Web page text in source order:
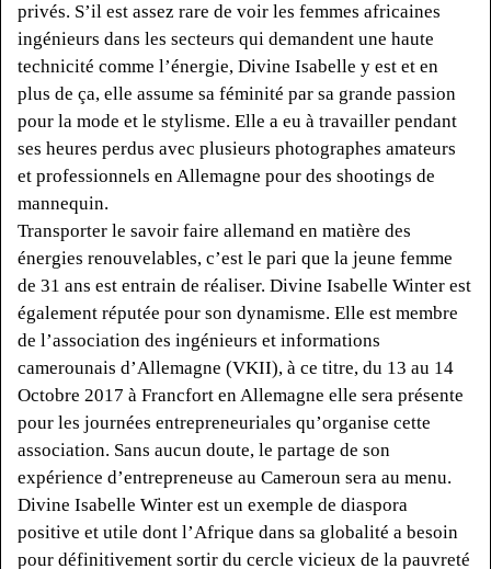
privés. S’il est assez rare de voir les femmes africaines
ingénieurs dans les secteurs qui demandent une haute
technicité comme l’énergie, Divine Isabelle y est et en
plus de ça, elle assume sa féminité par sa grande passion
pour la mode et le stylisme. Elle a eu à travailler pendant
ses heures perdus avec plusieurs photographes amateurs
et professionnels en Allemagne pour des shootings de
mannequin.
Transporter le savoir faire allemand en matière des
énergies renouvelables, c’est le pari que la jeune femme
de 31 ans est entrain de réaliser. Divine Isabelle Winter est
également réputée pour son dynamisme. Elle est membre
de l’association des ingénieurs et informations
camerounais d’Allemagne (VKII), à ce titre, du 13 au 14
Octobre 2017 à Francfort en Allemagne elle sera présente
pour les journées entrepreneuriales qu’organise cette
association. Sans aucun doute, le partage de son
expérience d’entrepreneuse au Cameroun sera au menu.
Divine Isabelle Winter est un exemple de diaspora
positive et utile dont l’Afrique dans sa globalité a besoin
pour définitivement sortir du cercle vicieux de la pauvreté